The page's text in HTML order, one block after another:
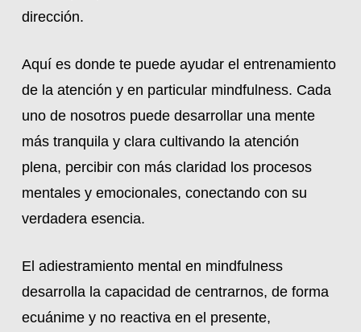
dirección.
Aquí es donde te puede ayudar el entrenamiento
de la atención y en particular mindfulness. Cada
uno de nosotros puede desarrollar una mente
más tranquila y clara cultivando la atención
plena, percibir con más claridad los procesos
mentales y emocionales, conectando con su
verdadera esencia.
El adiestramiento mental en mindfulness
desarrolla la capacidad de centrarnos, de forma
ecuánime y no reactiva en el presente,